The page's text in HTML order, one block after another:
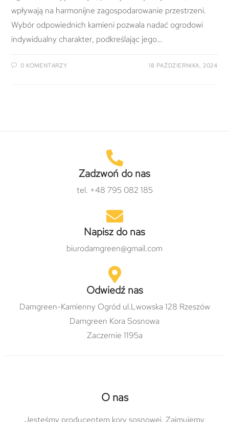
wpływają na harmonijne zagospodarowanie przestrzeni.
Wybór odpowiednich kamieni pozwala nadać ogrodowi
indywidualny charakter, podkreślając jego…
0 KOMENTARZY 18 PAŹDZIERNIKA, 2024
Zadzwoń do nas
tel. +48 795 082 185
Napisz do nas
biurodamgreen@gmail.com
Odwiedź nas
Damgreen-Kamienny Ogród ul.Lwowska 128 Rzeszów
Damgreen Kora Sosnowa
Zaczernie 1195a
O nas
Jesteśmy producentem kory sosnowej. Zajmujemy